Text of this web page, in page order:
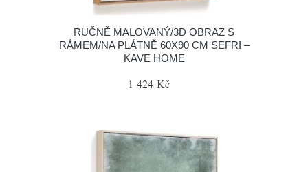
RUČNĚ MALOVANÝ/3D OBRAZ S
RÁMEM/NA PLÁTNĚ 60X90 CM SEFRI –
KAVE HOME
1 424 Kč